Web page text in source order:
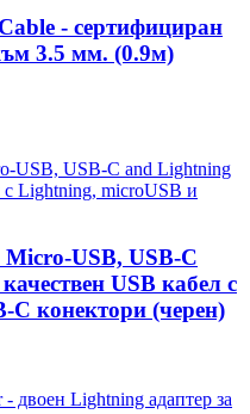
- сертифициран
3.5 мм. (0.9м)
USB, USB-C
USB кабел с
конектори (черен)